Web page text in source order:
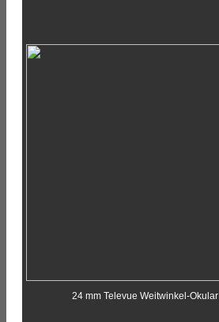
24 mm Televue Weitwinkel-Okular